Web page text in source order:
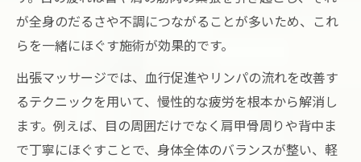
が全身のだるさや不調につながることが多いため、これ
らを一緒にほぐす施術が効果的です。
出張マッサージでは、血行促進やリンパの流れを改善す
るテクニックを用いて、慢性的な疲労を根本から解消し
ます。例えば、目の周囲だけでなく肩甲骨周りや背中ま
で丁寧にほぐすことで、身体全体のバランスが整い、軽